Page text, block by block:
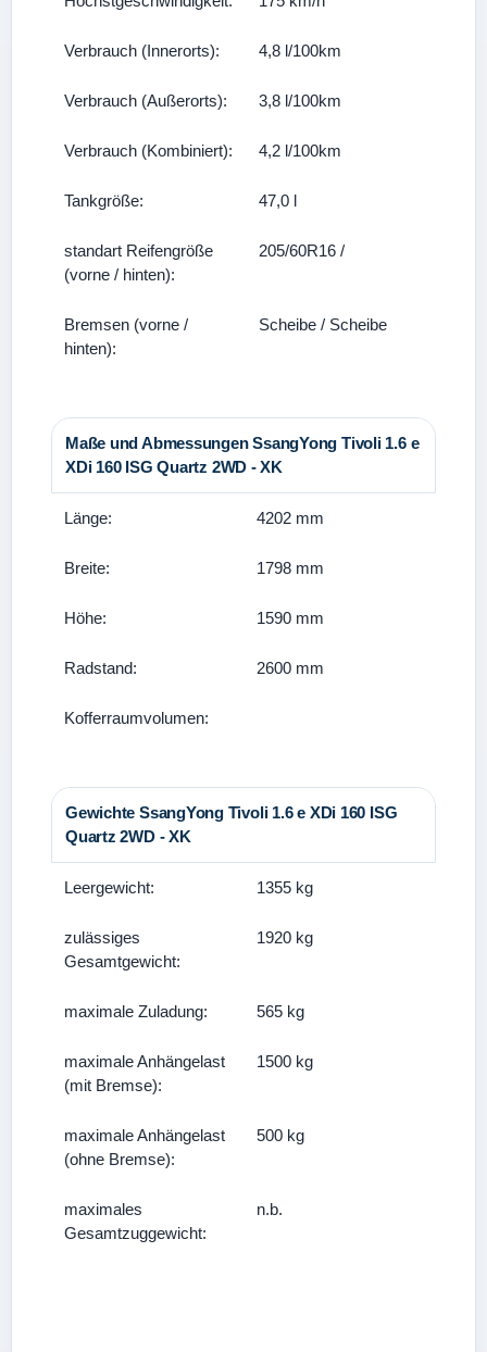
Verbrauch (Innerorts): 4,8 l/100km
Verbrauch (Außerorts): 3,8 l/100km
Verbrauch (Kombiniert): 4,2 l/100km
Tankgröße: 47,0 l
standart Reifengröße
(vorne / hinten):
205/60R16 /
Bremsen (vorne /
hinten):
Scheibe / Scheibe
Maße und Abmessungen SsangYong Tivoli 1.6 e
XDi 160 ISG Quartz 2WD - XK
Länge: 4202 mm
Breite: 1798 mm
Höhe: 1590 mm
Radstand: 2600 mm
Kofferraumvolumen:
Gewichte SsangYong Tivoli 1.6 e XDi 160 ISG
Quartz 2WD - XK
Leergewicht: 1355 kg
zulässiges
Gesamtgewicht:
1920 kg
maximale Zuladung: 565 kg
maximale Anhängelast
(mit Bremse):
1500 kg
maximale Anhängelast
(ohne Bremse):
500 kg
maximales
Gesamtzuggewicht:
n.b.